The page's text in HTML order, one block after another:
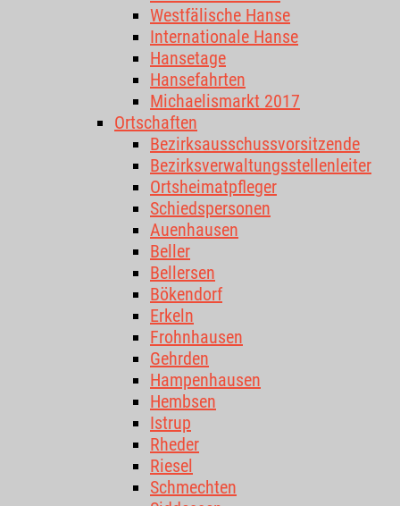
Westfälische Hanse
Internationale Hanse
Hansetage
Hansefahrten
Michaelismarkt 2017
Ortschaften
Bezirksausschussvorsitzende
Bezirksverwaltungsstellenleiter
Ortsheimatpfleger
Schiedspersonen
Auenhausen
Beller
Bellersen
Bökendorf
Erkeln
Frohnhausen
Gehrden
Hampenhausen
Hembsen
Istrup
Rheder
Riesel
Schmechten